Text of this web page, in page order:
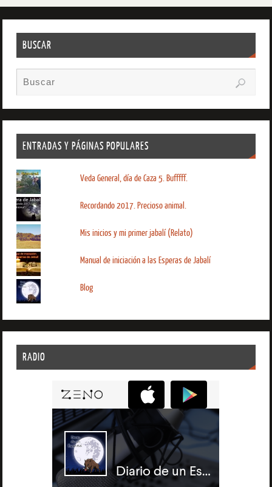
BUSCAR
ENTRADAS Y PÁGINAS POPULARES
Veda General, día de Caza 5. Bufffff.
Recordando 2017. Precioso animal.
Mis inicios y mi primer jabalí (Relato)
Manual de iniciación a las Esperas de Jabalí
Blog
RADIO